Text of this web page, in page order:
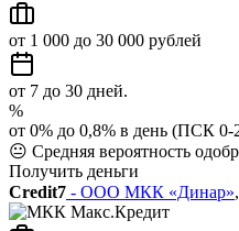
от 1 000 до 30 000 рублей
от 7 до 30 дней.
%
от 0% до 0,8% в день (ПСК 0-
😐 Средняя вероятность
Получить деньги
Credit7 - ООО МКК «Динар»